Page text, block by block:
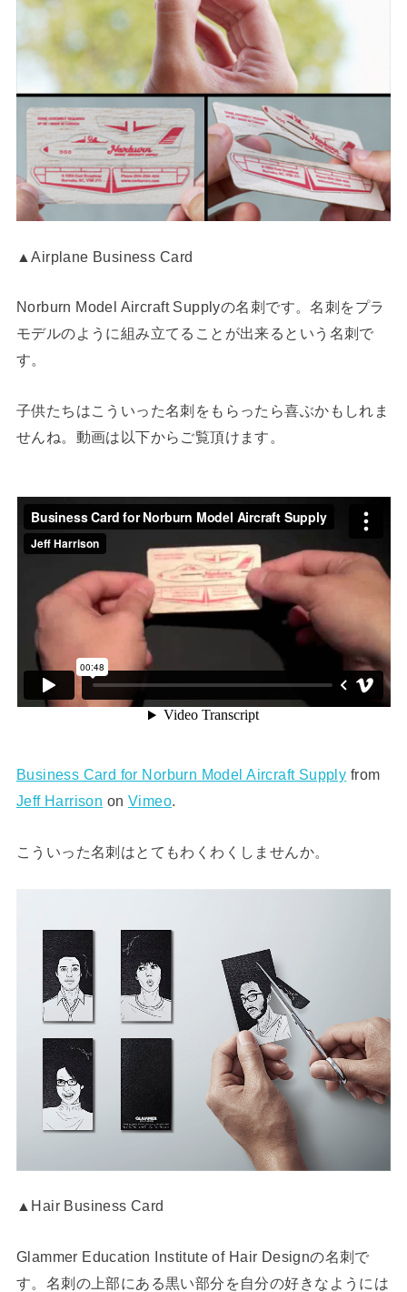
▲Airplane Business Card
Norburn Model Aircraft Supplyの名刺です。名刺をプラ
モデルのように組み立てることが出来るという名刺で
す。
子供たちはこういった名刺をもらったら喜ぶかもしれま
せんね。動画は以下からご覧頂けます。
Business Card for Norburn Model Aircraft Supply from
Jeff Harrison on Vimeo.
こういった名刺はとてもわくわくしませんか。
▲Hair Business Card
Glammer Education Institute of Hair Designの名刺で
す。名刺の上部にある黒い部分を自分の好きなようには